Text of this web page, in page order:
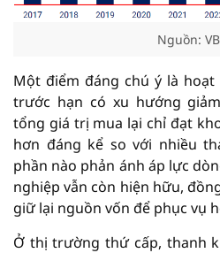
Nguồn:
Một điểm đáng chú ý là
trước hạn có xu hướng
tổng giá trị mua lại chỉ đạt
hơn đáng kể so với nhiều
phần nào phản ánh áp lực
nghiệp vẫn còn hiện hữu,
giữ lại nguồn vốn để phục vụ
Ở thị trường thứ cấp, thanh